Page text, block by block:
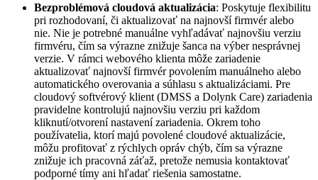
Bezproblémová cloudová aktualizácia: Poskytuje flexibilitu
pri rozhodovaní, či aktualizovať na najnovší firmvér alebo
nie. Nie je potrebné manuálne vyhľadávať najnovšiu verziu
firmvéru, čím sa výrazne znižuje šanca na výber nesprávnej
verzie. V rámci webového klienta môže zariadenie
aktualizovať najnovší firmvér povolením manuálneho alebo
automatického overovania a súhlasu s aktualizáciami. Pre
cloudový softvérový klient (DMSS a Dolynk Care) zariadenia
pravidelne kontrolujú najnovšiu verziu pri každom
kliknutí/otvorení nastavení zariadenia. Okrem toho
používatelia, ktorí majú povolené cloudové aktualizácie,
môžu profitovať z rýchlych opráv chýb, čím sa výrazne
znižuje ich pracovná záťaž, pretože nemusia kontaktovať
podporné tímy ani hľadať riešenia samostatne.